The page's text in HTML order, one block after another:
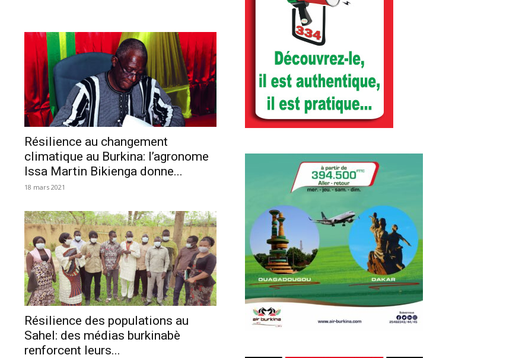
Résilience au changement
climatique au Burkina: l’agronome
Issa Martin Bikienga donne...
18 mars 2021
Résilience des populations au
Sahel: des médias burkinabè
renforcent leurs...